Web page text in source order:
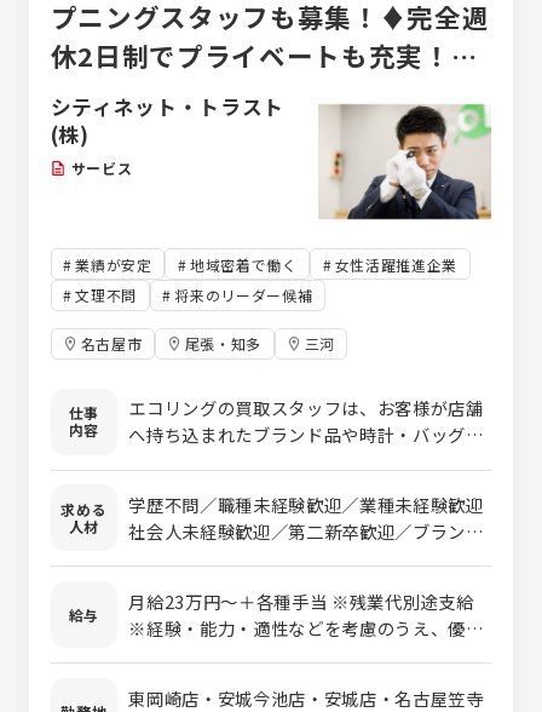
プニングスタッフも募集！♦完全週
休2日制でプライベートも充実！♦
平均残業6時間
シティネット・トラスト
(株)
サービス
業績が安定 地域密着で働く
女性活躍推進企業
文理不問
将来のリーダー候補
名古屋市 尾張・知多 三河
仕事
内容
エコリングの買取スタッフは、お客様が店舗
へ持ち込まれたブランド品や時計・バッグ・
す。ご来店されたお客様を笑顔でお迎えし、
商品の状態や特徴を確認しながら査定を進め
ます。査定額は専門の鑑定スタッフがサポー
トしてくれるため、ブランドや商品の知識が
なくても安心してスタートできます。 買取が
のディスプレイや商品の整理、データ入力な
求める
人材
学歴不問／職種未経験歓迎／業種未経験歓迎
社会人未経験歓迎／第二新卒歓迎／ブランク
経験 ・何らかの接客業務のご経験 ・個人営
業のご経験
給与
月給23万円～＋各種手当 ※残業代別途支給
※経験・能力・適性などを考慮のうえ、優遇
東岡崎店・安城今池店・安城店・名古屋笠寺